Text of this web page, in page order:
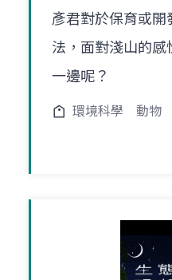
彥君對於保育或開
法，面對淺山的
一邊呢？
環境科學 動物